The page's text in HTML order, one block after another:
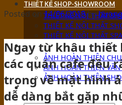
THIẾT KẾ SHOP-SHOWROOM
THIẾT KẾ NỘI THẤT
THIẾT KẾ NỘI THẤT
THIẾT KẾ NỘI THẤT SPA
ẢNH HOÀN THIỆN
ẢNH HOÀN THIỆN
ẢNH HOÀN THIỆN
ẢNH HOÀN THIỆN
TIN TỨC
Posted on14/06/2019by
Ngay từ khâu thiết
các quán cafe đều
trọng về mặt hình
dễ dàng bắt gặp